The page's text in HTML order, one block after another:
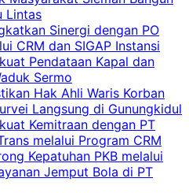
Lintas
Sinergi dengan PO
CRM dan SIGAP Instansi
Pendataan Kapal dan
Sermo
Hak Ahli Waris Korban
Langsung di Gunungkidul
Kemitraan dengan PT
melalui Program CRM
Kepatuhan PKB melalui
Jemput Bola di PT